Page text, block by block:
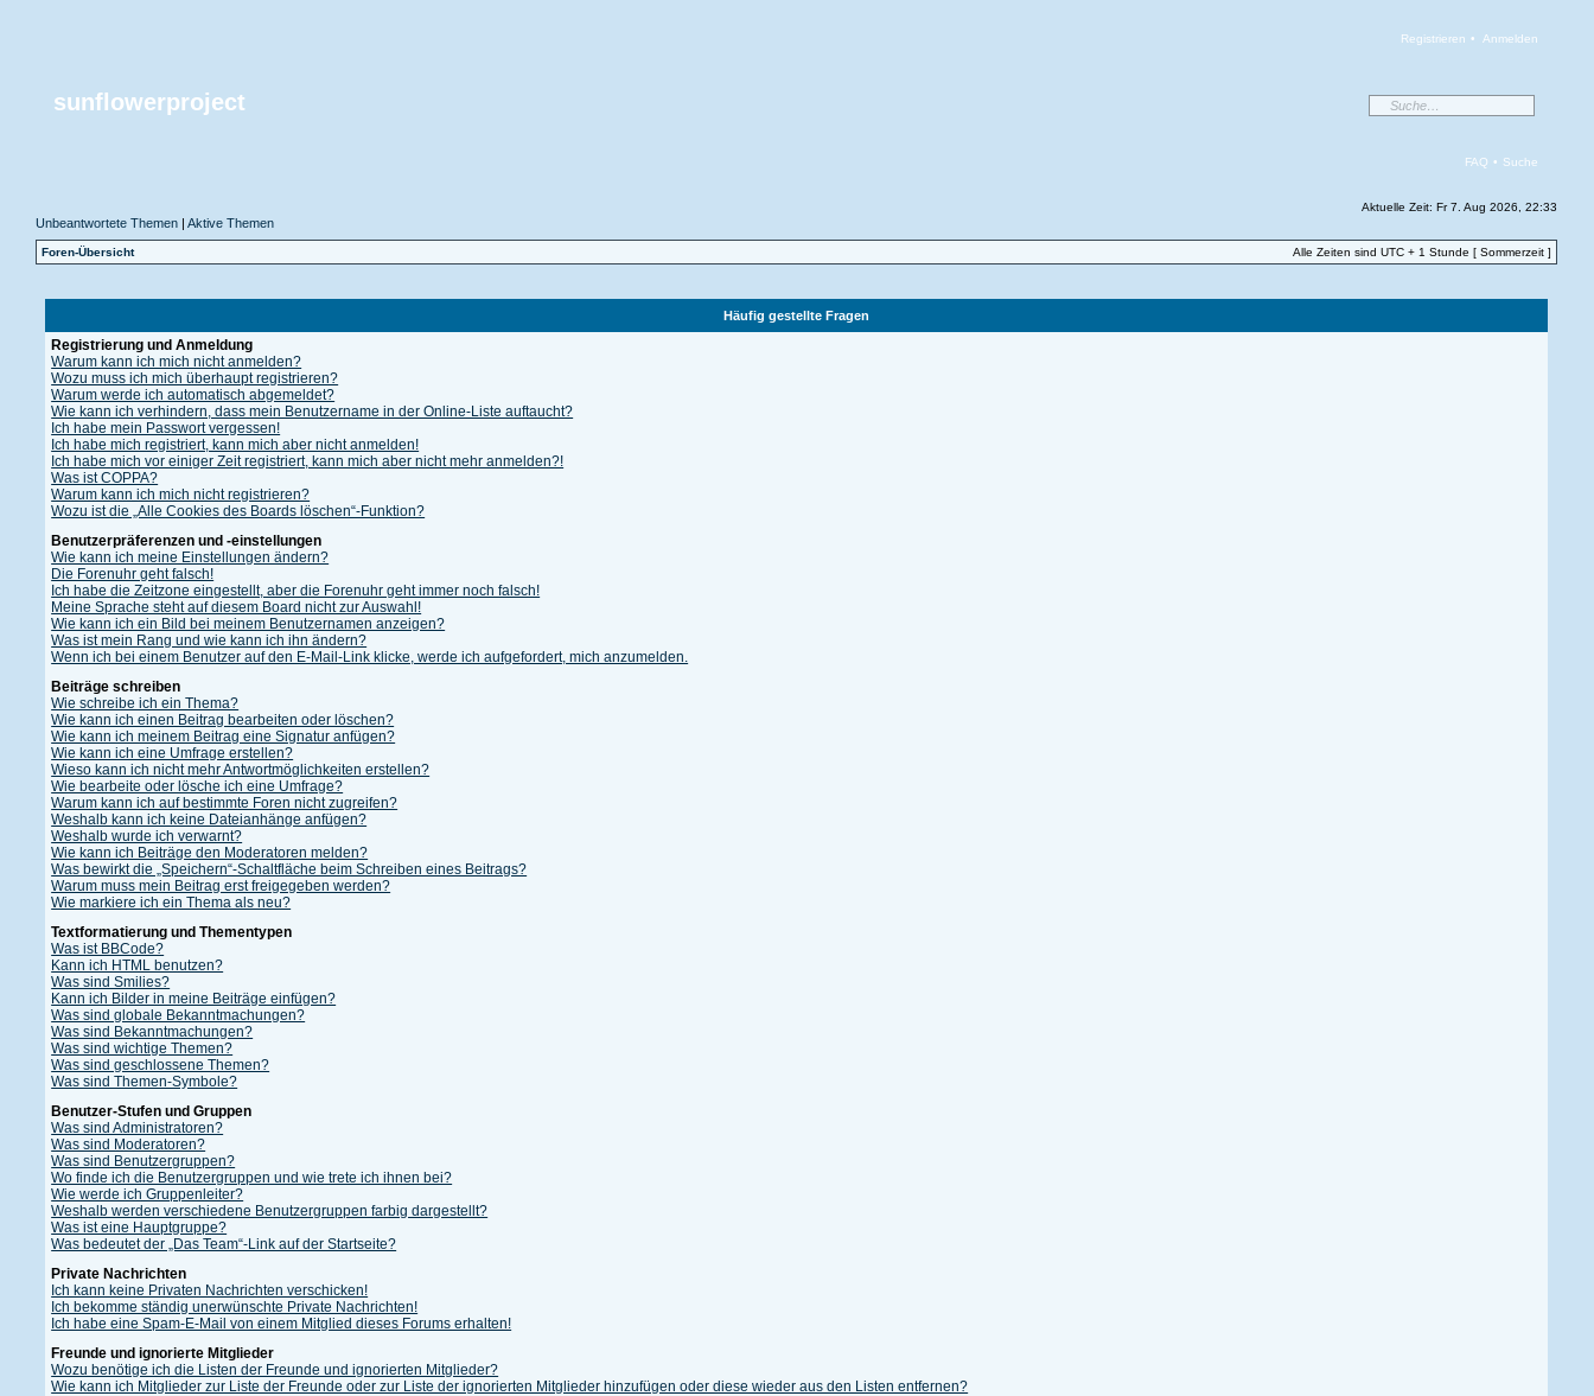
Registrieren • Anmelden
sunflowerproject
FAQ • Suche
Aktuelle Zeit: Fr 7. Aug 2026, 22:33
Unbeantwortete Themen |Aktive Themen
Foren-Übersicht Alle Zeiten sind UTC + 1 Stunde [ Sommerzeit ]
Häufig gestellte Fragen
Registrierung und Anmeldung
Warum kann ich mich nicht anmelden?
Wozu muss ich mich überhaupt registrieren?
Warum werde ich automatisch abgemeldet?
Wie kann ich verhindern, dass mein Benutzername in der Online-Liste auftaucht?
Ich habe mein Passwort vergessen!
Ich habe mich registriert, kann mich aber nicht anmelden!
Ich habe mich vor einiger Zeit registriert, kann mich aber nicht mehr anmelden?!
Was ist COPPA?
Warum kann ich mich nicht registrieren?
Wozu ist die „Alle Cookies des Boards löschen“-Funktion?
Benutzerpräferenzen und -einstellungen
Wie kann ich meine Einstellungen ändern?
Die Forenuhr geht falsch!
Ich habe die Zeitzone eingestellt, aber die Forenuhr geht immer noch falsch!
Meine Sprache steht auf diesem Board nicht zur Auswahl!
Wie kann ich ein Bild bei meinem Benutzernamen anzeigen?
Was ist mein Rang und wie kann ich ihn ändern?
Wenn ich bei einem Benutzer auf den E-Mail-Link klicke, werde ich aufgefordert, mich anzumelden.
Beiträge schreiben
Wie schreibe ich ein Thema?
Wie kann ich einen Beitrag bearbeiten oder löschen?
Wie kann ich meinem Beitrag eine Signatur anfügen?
Wie kann ich eine Umfrage erstellen?
Wieso kann ich nicht mehr Antwortmöglichkeiten erstellen?
Wie bearbeite oder lösche ich eine Umfrage?
Warum kann ich auf bestimmte Foren nicht zugreifen?
Weshalb kann ich keine Dateianhänge anfügen?
Weshalb wurde ich verwarnt?
Wie kann ich Beiträge den Moderatoren melden?
Was bewirkt die „Speichern“-Schaltfläche beim Schreiben eines Beitrags?
Warum muss mein Beitrag erst freigegeben werden?
Wie markiere ich ein Thema als neu?
Textformatierung und Thementypen
Was ist BBCode?
Kann ich HTML benutzen?
Was sind Smilies?
Kann ich Bilder in meine Beiträge einfügen?
Was sind globale Bekanntmachungen?
Was sind Bekanntmachungen?
Was sind wichtige Themen?
Was sind geschlossene Themen?
Was sind Themen-Symbole?
Benutzer-Stufen und Gruppen
Was sind Administratoren?
Was sind Moderatoren?
Was sind Benutzergruppen?
Wo finde ich die Benutzergruppen und wie trete ich ihnen bei?
Wie werde ich Gruppenleiter?
Weshalb werden verschiedene Benutzergruppen farbig dargestellt?
Was ist eine Hauptgruppe?
Was bedeutet der „Das Team“-Link auf der Startseite?
Private Nachrichten
Ich kann keine Privaten Nachrichten verschicken!
Ich bekomme ständig unerwünschte Private Nachrichten!
Ich habe eine Spam-E-Mail von einem Mitglied dieses Forums erhalten!
Freunde und ignorierte Mitglieder
Wozu benötige ich die Listen der Freunde und ignorierten Mitglieder?
Wie kann ich Mitglieder zur Liste der Freunde oder zur Liste der ignorierten Mitglieder hinzufügen oder diese wieder aus den Listen entfernen?